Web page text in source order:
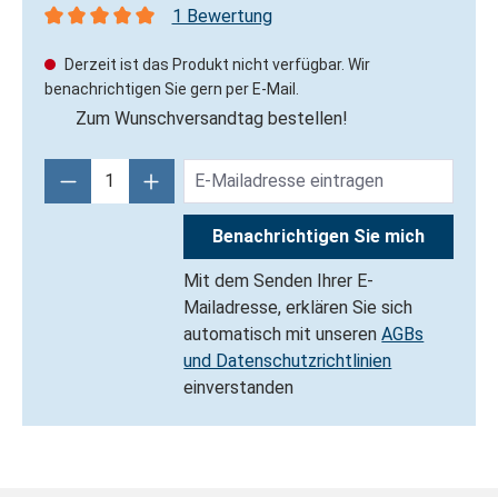
1 Bewertung
Derzeit ist das Produkt nicht verfügbar. Wir
benachrichtigen Sie gern per E-Mail.
Zum Wunschversandtag bestellen!
Benachrichtigen Sie mich
Mit dem Senden Ihrer E-
Mailadresse, erklären Sie sich
automatisch mit unserenAGBs
und Datenschutzrichtlinien
einverstanden